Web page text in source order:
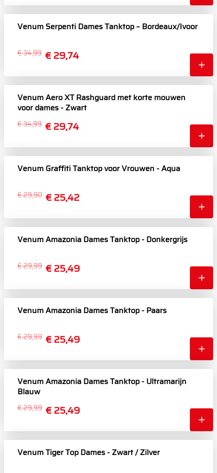
Venum Serpenti Dames Tanktop – Bordeaux/Ivoor
€ 29,74
€ 34,99
Venum Aero XT Rashguard met korte mouwen
voor dames - Zwart
€ 29,74
€ 34,99
Venum Graffiti Tanktop voor Vrouwen - Aqua
€ 25,42
€ 29,90
Venum Amazonia Dames Tanktop - Donkergrijs
€ 25,49
€ 29,99
Venum Amazonia Dames Tanktop - Paars
€ 25,49
€ 29,99
Venum Amazonia Dames Tanktop - Ultramarijn
Blauw
€ 25,49
€ 29,99
Venum Tiger Top Dames - Zwart / Zilver